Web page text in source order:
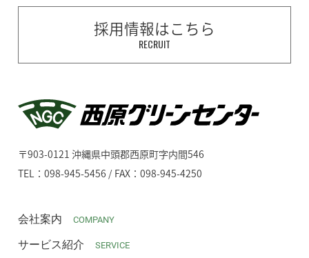
採用情報はこちら
RECRUIT
〒903-0121 沖縄県中頭郡西原町字内間546
TEL：098-945-5456 / FAX：098-945-4250
会社案内 COMPANY
サービス紹介 SERVICE